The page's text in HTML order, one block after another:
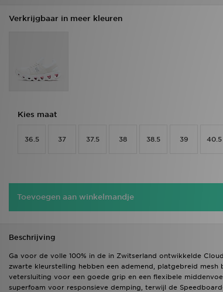
Verkrijgbaar in meer kleuren
Kies maat
36.5 37 37.5 38 38.5 39 40.5
Toevoegen aan winkelmandje
Beschrijving
Ga voor de volle 100% in de in Zwitserland ontwikkelde
zwarte kleurstelling hebben een ademend, platgebreid
vetersluiting voor een goede grip en een flexibele
superfoam voor responsieve demping, terwijl de